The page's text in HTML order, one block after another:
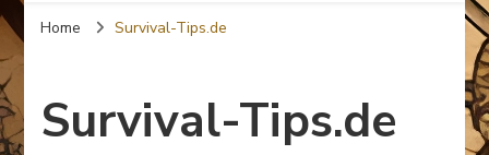
Home Survival-Tips.de
Survival-Tips.de